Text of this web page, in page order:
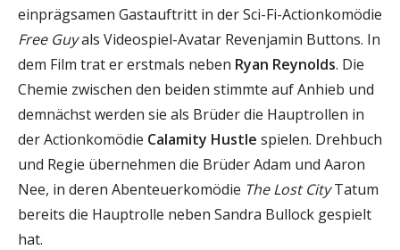
einprägsamen Gastauftritt in der Sci-Fi-Actionkomödie
Free Guyals Videospiel-Avatar Revenjamin Buttons. In
dem Film trat er erstmals neben Ryan Reynolds. Die
Chemie zwischen den beiden stimmte auf Anhieb und
demnächst werden sie als Brüder die Hauptrollen in
der Actionkomödie Calamity Hustle spielen. Drehbuch
und Regie übernehmen die Brüder Adam und Aaron
Nee, in deren Abenteuerkomödie The Lost CityTatum
bereits die Hauptrolle neben Sandra Bullock gespielt
hat.